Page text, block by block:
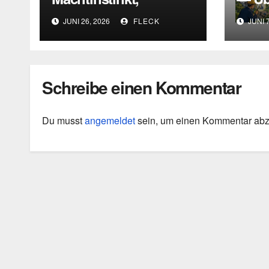
Fehleinschätzung und
die Grenzen
intellektueller
JUNI 26, 2026 FLECK JUNI
Schreibe einen Kommentar
Du musstangemeldetsein, um einen Kommentar